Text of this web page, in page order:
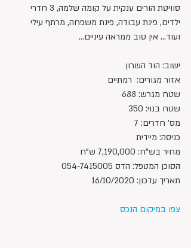
סוויטת הורים ענקית על קומה שלמה, 3 חדרי
ילדים, פינת עבודה, פינת משפחה, מרתף עילי
ועוד... אין טוב ממראה עיניים...
ישוב: הוד השרון
אזור מגורים:  רמתיים
שטח מגרש: 688
שטח בנוי: 350
מס' חדרים: 7
כניסה: מיידית
מחיר בש"ח: 7,190,000 ש"ח
הסוכן המטפל: הדס 054-7415005
תאריך עדכון: 16/10/2020
צפו במיקום הנכס